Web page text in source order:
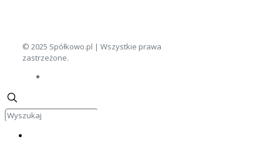
© 2025 Spółkowo.pl | Wszystkie prawa
zastrzeżone.